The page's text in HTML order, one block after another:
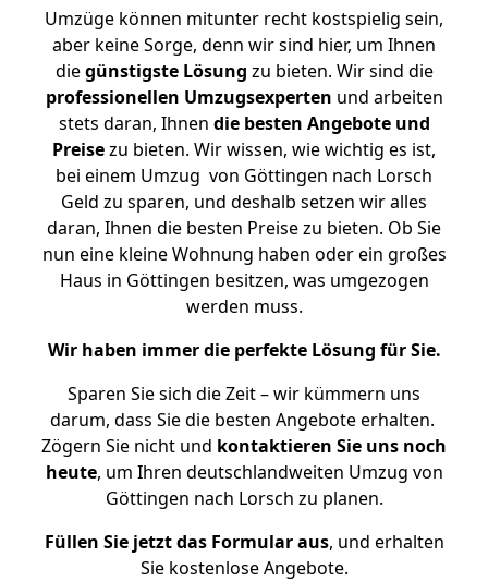
Umzüge können mitunter recht kostspielig sein,
aber keine Sorge, denn wir sind hier, um Ihnen
diegünstigste Lösung zu bieten. Wir sind die
professionellen Umzugsexperten und arbeiten
stets daran, Ihnen die besten Angebote und
Preisezu bieten. Wir wissen, wie wichtig es ist,
bei einem Umzug von Göttingen nach Lorsch
Geld zu sparen, und deshalb setzen wir alles
daran, Ihnen die besten Preise zu bieten. Ob Sie
nun eine kleine Wohnung haben oder ein großes
Haus in Göttingen besitzen, was umgezogen
werden muss.
Wir haben immer die perfekte Lösung für Sie.
Sparen Sie sich die Zeit – wir kümmern uns
darum, dass Sie die besten Angebote erhalten.
Zögern Sie nicht und kontaktieren Sie uns noch
heute, um Ihren deutschlandweiten Umzug von
Göttingen nach Lorsch zu planen.
Füllen Sie jetzt das Formular aus, und erhalten
Sie kostenlose Angebote.